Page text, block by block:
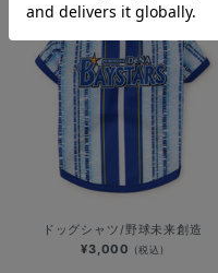
ドッグシャツ/野球未来創造
¥3,000 (税込)